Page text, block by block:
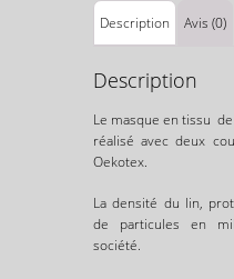
Description Avis (0)
Description
Le masque en tissu
réalisé avec deux
Oekotex.
La densité du lin,
de particules en
société.